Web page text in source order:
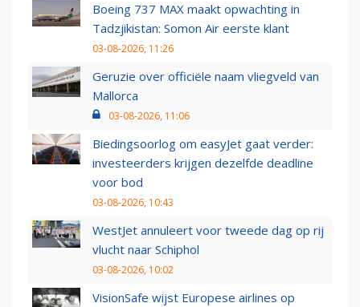
Boeing 737 MAX maakt opwachting in
Tadzjikistan: Somon Air eerste klant
03-08-2026, 11:26
Geruzie over officiële naam vliegveld van
Mallorca
03-08-2026, 11:06
Biedingsoorlog om easyJet gaat verder:
investeerders krijgen dezelfde deadline
voor bod
03-08-2026, 10:43
WestJet annuleert voor tweede dag op rij
vlucht naar Schiphol
03-08-2026, 10:02
VisionSafe wijst Europese airlines op